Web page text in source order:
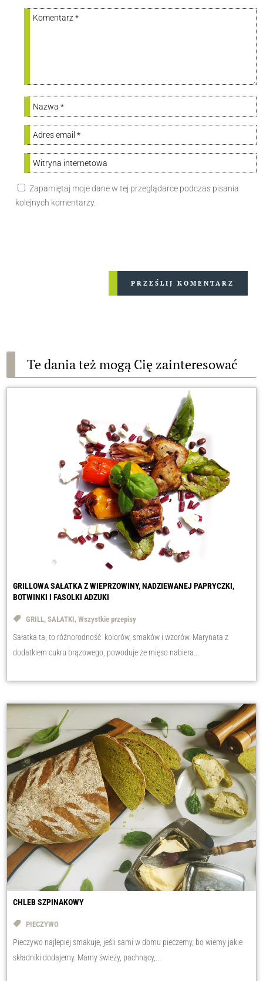
Zapamiętaj moje dane w tej przeglądarce podczas pisania
kolejnych komentarzy.
PRZEŚLIJ KOMENTARZ
Te dania też mogą Cię zainteresować
GRILLOWA SAŁATKA Z WIEPRZOWINY, NADZIEWANEJ PAPRYCZKI,
BOTWINKI I FASOLKI ADZUKI
GRILL,SAŁATKI,Wszystkie przepisy
Sałatka ta, to różnorodność kolorów, smaków i wzorów. Marynata z
dodatkiem cukru brązowego, powoduje że mięso nabiera...
CHLEB SZPINAKOWY
PIECZYWO
Pieczywo najlepiej smakuje, jeśli sami w domu pieczemy, bo wiemy jakie
składniki dodajemy. Mamy świeży, pachnący,...